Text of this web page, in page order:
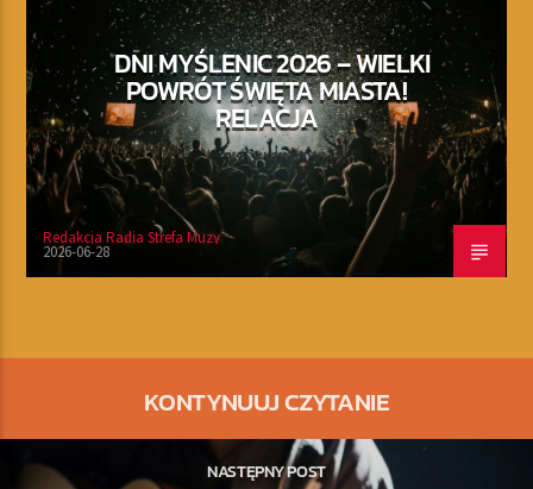
DNI MYŚLENIC 2026 – WIELKI
POWRÓT ŚWIĘTA MIASTA!
RELACJA
Redakcja Radia Strefa Muzy
2026-06-28
KONTYNUUJ CZYTANIE
NASTĘPNY POST